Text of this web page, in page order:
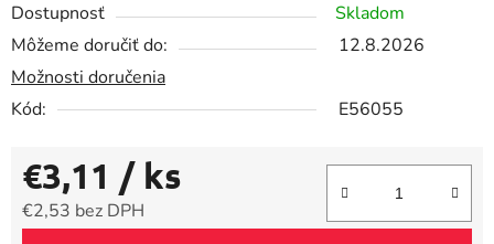
Dostupnosť
Skladom
Môžeme doručiť do:
12.8.2026
Možnosti doručenia
Kód:
E56055
€3,11 / ks
€2,53 bez DPH